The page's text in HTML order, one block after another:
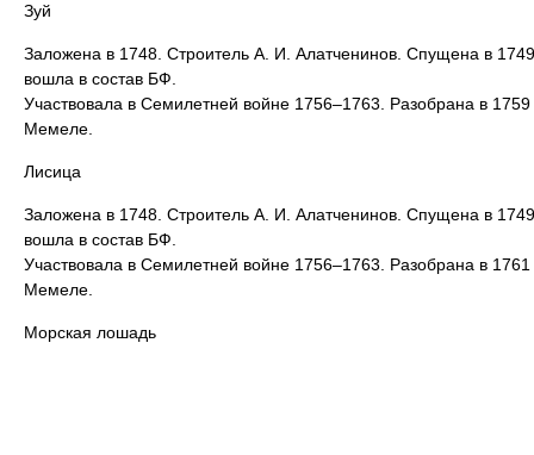
Зуй
Заложена в 1748. Строитель А. И. Алатченинов. Спущена в
вошла в состав БФ.
Участвовала в Семилетней войне 1756–1763. Разобрана в 1759
Мемеле.
Лисица
Заложена в 1748. Строитель А. И. Алатченинов. Спущена в
вошла в состав БФ.
Участвовала в Семилетней войне 1756–1763. Разобрана в 1761
Мемеле.
Морская лошадь